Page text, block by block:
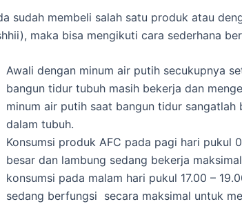
sudah membeli salah satu produk atau
maka bisa mengikuti cara sederhana
Awali dengan minum air putih secukupnya
bangun tidur tubuh masih bekerja dan
minum air putih saat bangun tidur
dalam tubuh.
Konsumsi produk AFC pada pagi hari pukul
besar dan lambung sedang bekerja
konsumsi pada malam hari pukul 17.00 –
sedang berfungsi secara maksimal untuk